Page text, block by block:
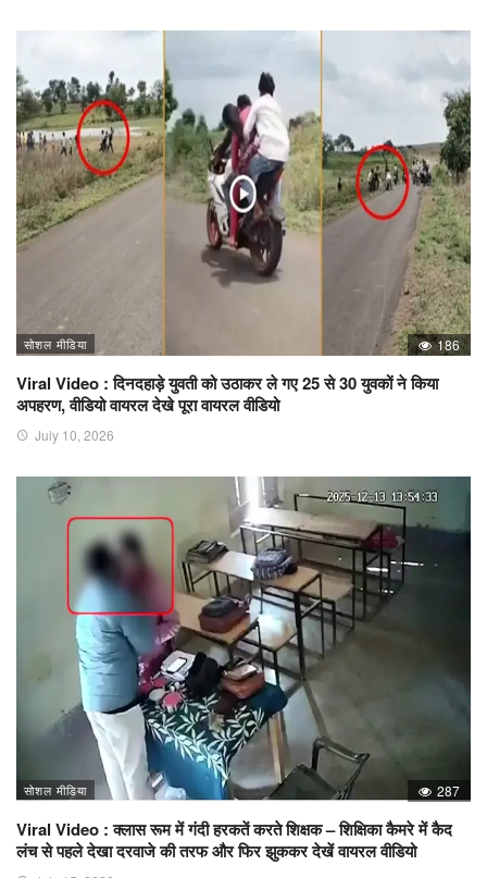
सोशल मीडिया 186
Viral Video : दिनदहाड़े युवती को उठाकर ले गए 25 से 30 युवकों ने किया
अपहरण, वीडियो वायरल देखे पूरा वायरल वीडियो
July 10, 2026
सोशल मीडिया 287
Viral Video : क्लास रूम में गंदी हरकतें करते शिक्षक – शिक्षिका कैमरे में कैद
लंच से पहले देखा दरवाजे की तरफ और फिर झुककर देखें वायरल वीडियो